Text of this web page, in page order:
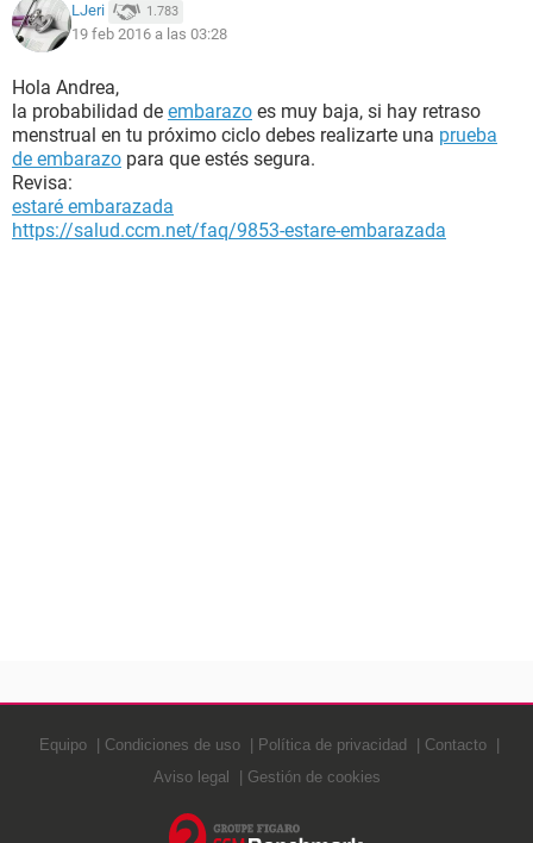
LJeri 1.783
19 feb 2016 a las 03:28
Hola Andrea,
la probabilidad de embarazo es muy baja, si hay retraso
menstrual en tu próximo ciclo debes realizarte una prueba
de embarazo para que estés segura.
Revisa:
estaré embarazada
https://salud.ccm.net/faq/9853-estare-embarazada
Equipo Condiciones de uso Política de privacidad
Contacto
Aviso legal
Gestión de cookies